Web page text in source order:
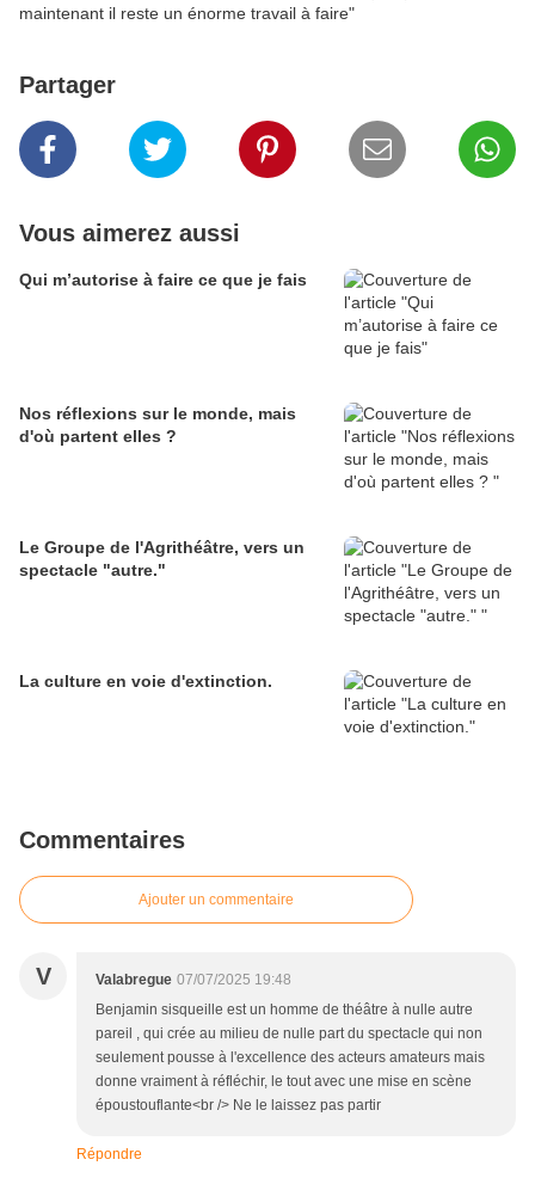
maintenant il reste un énorme travail à faire"
Partager
Vous aimerez aussi
Qui m’autorise à faire ce que je fais
Nos réflexions sur le monde, mais
d'où partent elles ?
Le Groupe de l'Agrithéâtre, vers un
spectacle "autre."
La culture en voie d'extinction.
Commentaires
Ajouter un commentaire
V Valabregue 07/07/2025 19:48
Benjamin sisqueille est un homme de théâtre à nulle autre
pareil , qui crée au milieu de nulle part du spectacle qui non
seulement pousse à l'excellence des acteurs amateurs mais
donne vraiment à réfléchir, le tout avec une mise en scène
époustouflante<br /> Ne le laissez pas partir
Répondre